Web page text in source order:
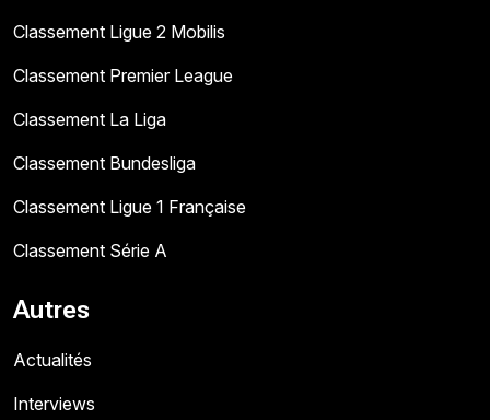
Classement Ligue 2 Mobilis
Classement Premier League
Classement La Liga
Classement Bundesliga
Classement Ligue 1 Française
Classement Série A
Autres
Actualités
Interviews